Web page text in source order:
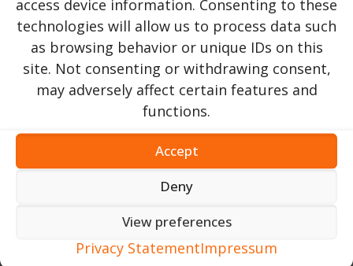
access device information. Consenting to these
technologies will allow us to process data such
as browsing behavior or unique IDs on this
site. Not consenting or withdrawing consent,
may adversely affect certain features and
functions.
Accept
Deny
View preferences
Privacy StatementImpressum